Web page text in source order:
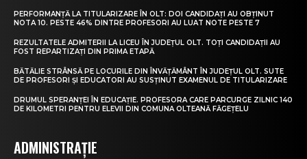
PERFORMANȚĂ LA TITULARIZARE ÎN OLT: DOI CANDIDAȚI AU OBȚINUT
NOTA 10. PESTE 46% DINTRE PROFESORI AU LUAT NOTE PESTE 7
REZULTATELE ADMITERII LA LICEU ÎN JUDEȚUL OLT. TOȚI CANDIDAȚII AU
FOST REPARTIZAȚI DIN PRIMA ETAPĂ
BĂTĂLIE STRÂNSĂ PE LOCURILE DIN ÎNVĂȚĂMÂNT ÎN JUDEȚUL OLT. SUTE
DE PROFESORI ȘI EDUCATORI AU SUSȚINUT EXAMENUL DE TITULARIZARE
DRUMUL SPERANȚEI ÎN EDUCAȚIE. PROFESORA CARE PARCURGE ZILNIC 140
DE KILOMETRI PENTRU ELEVII DIN COMUNA OLTEANĂ FĂGEȚELU
ADMINISTRAȚIE